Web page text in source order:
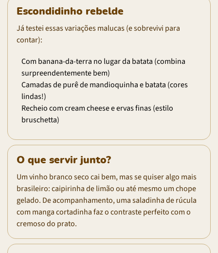
Escondidinho rebelde
Já testei essas variações malucas (e sobrevivi para
contar):
Com banana-da-terra no lugar da batata (combina
surpreendentemente bem)
Camadas de purê de mandioquinha e batata (cores
lindas!)
Recheio com cream cheese e ervas finas (estilo
bruschetta)
O que servir junto?
Um vinho branco seco cai bem, mas se quiser algo mais
brasileiro: caipirinha de limão ou até mesmo um chope
gelado. De acompanhamento, uma saladinha de rúcula
com manga cortadinha faz o contraste perfeito com o
cremoso do prato.